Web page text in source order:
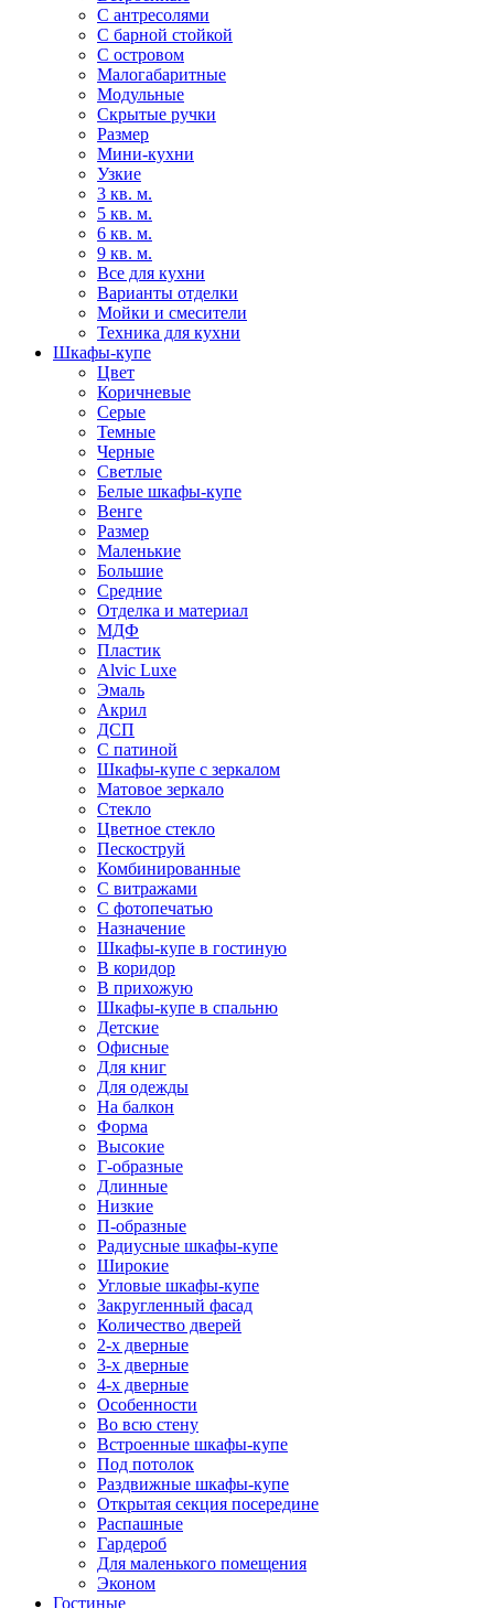
С антресолями
С барной стойкой
С островом
Малогабаритные
Модульные
Скрытые ручки
Размер
Мини-кухни
Узкие
3 кв. м.
5 кв. м.
6 кв. м.
9 кв. м.
Все для кухни
Варианты отделки
Мойки и смесители
Техника для кухни
Шкафы-купе
Цвет
Коричневые
Серые
Темные
Черные
Светлые
Белые шкафы-купе
Венге
Размер
Маленькие
Большие
Средние
Отделка и материал
МДФ
Пластик
Alvic Luxe
Эмаль
Акрил
ДСП
С патиной
Шкафы-купе с зеркалом
Матовое зеркало
Стекло
Цветное стекло
Пескоструй
Комбинированные
С витражами
С фотопечатью
Назначение
Шкафы-купе в гостиную
В коридор
В прихожую
Шкафы-купе в спальню
Детские
Офисные
Для книг
Для одежды
На балкон
Форма
Высокие
Г-образные
Длинные
Низкие
П-образные
Радиусные шкафы-купе
Широкие
Угловые шкафы-купе
Закругленный фасад
Количество дверей
2-х дверные
3-х дверные
4-х дверные
Особенности
Во всю стену
Встроенные шкафы-купе
Под потолок
Раздвижные шкафы-купе
Открытая секция посередине
Распашные
Гардероб
Для маленького помещения
Эконом
Гостиные